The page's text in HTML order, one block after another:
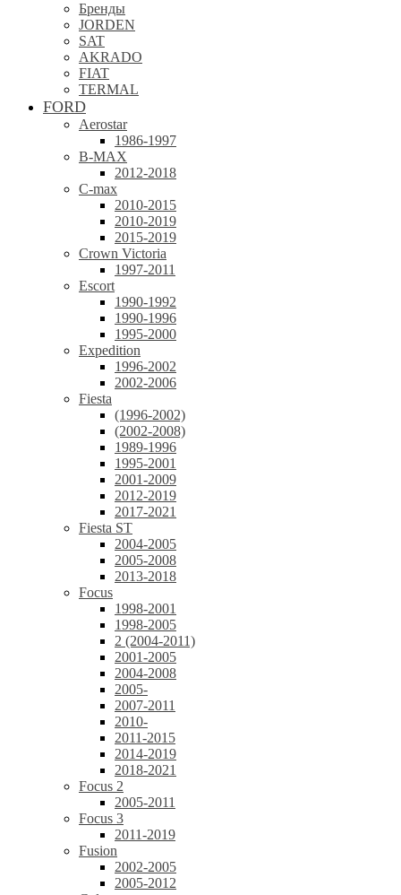
Бренды
JORDEN
SAT
AKRADO
FIAT
TERMAL
FORD
Aerostar
1986-1997
B-MAX
2012-2018
C-max
2010-2015
2010-2019
2015-2019
Crown Victoria
1997-2011
Escort
1990-1992
1990-1996
1995-2000
Expedition
1996-2002
2002-2006
Fiesta
(1996-2002)
(2002-2008)
1989-1996
1995-2001
2001-2009
2012-2019
2017-2021
Fiesta ST
2004-2005
2005-2008
2013-2018
Focus
1998-2001
1998-2005
2 (2004-2011)
2001-2005
2004-2008
2005-
2007-2011
2010-
2011-2015
2014-2019
2018-2021
Focus 2
2005-2011
Focus 3
2011-2019
Fusion
2002-2005
2005-2012